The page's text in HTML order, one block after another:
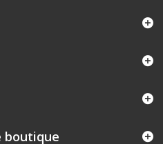
boutique